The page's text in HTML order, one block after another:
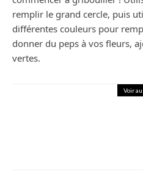
remplir le grand cercle, puis
différentes couleurs pour
donner du peps à vos fleurs,
vertes.
Voir